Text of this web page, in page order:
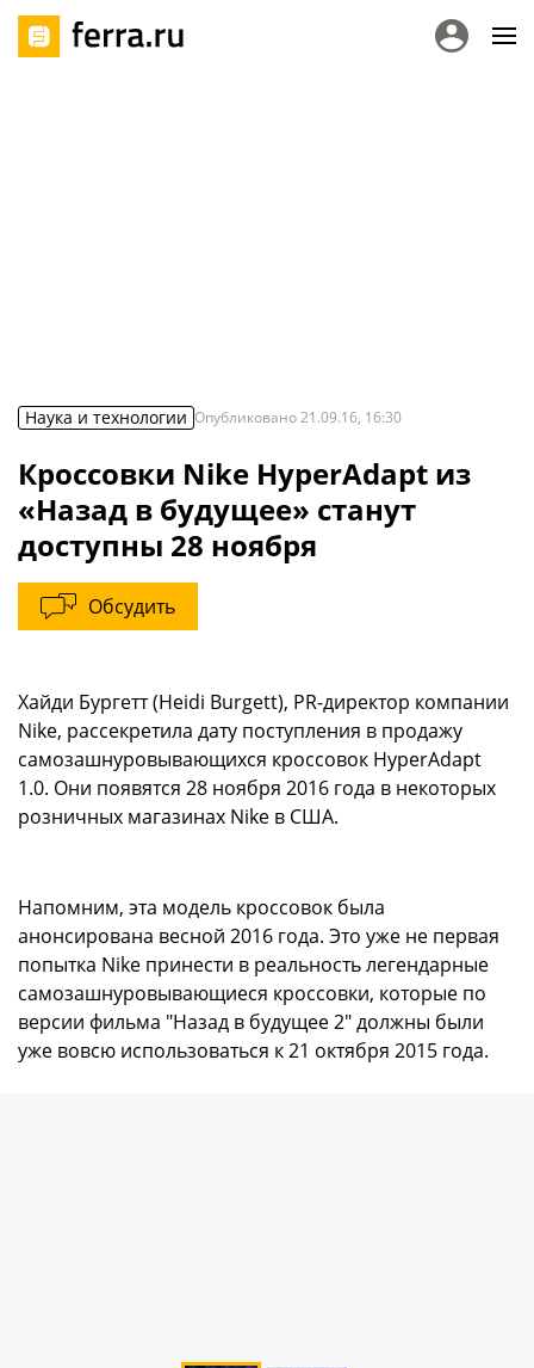
Наука и технологии Опубликовано21.09.16, 16:30
Кроссовки Nike HyperAdapt из
«Назад в будущее» станут
доступны 28 ноября
Обсудить
Хайди Бургетт (Heidi Burgett), PR-директор компании
Nike, рассекретила дату поступления в продажу
самозашнуровывающихся кроссовок HyperAdapt
1.0. Они появятся 28 ноября 2016 года в некоторых
розничных магазинах Nike в США.
Напомним, эта модель кроссовок была
анонсирована весной 2016 года. Это уже не первая
попытка Nike принести в реальность легендарные
самозашнуровывающиеся кроссовки, которые по
версии фильма "Назад в будущее 2" должны были
уже вовсю использоваться к 21 октября 2015 года.